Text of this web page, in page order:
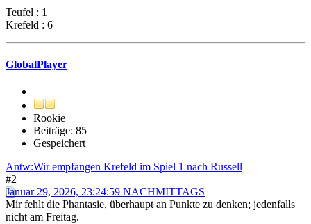
Teufel : 1
Krefeld : 6
GlobalPlayer
Rookie
Beiträge: 85
Gespeichert
Antw:Wir empfangen Krefeld im Spiel 1 nach Russell
#2
Januar 29, 2026, 23:24:59 NACHMITTAGS
Mir fehlt die Phantasie, überhaupt an Punkte zu denken; jedenfalls
nicht am Freitag.